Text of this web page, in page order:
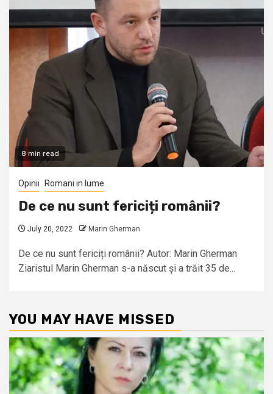
8 min read
Opinii Romani in lume
De ce nu sunt fericiți românii?
July 20, 2022 Marin Gherman
De ce nu sunt fericiți românii? Autor: Marin Gherman
Ziaristul Marin Gherman s-a născut și a trăit 35 de...
YOU MAY HAVE MISSED